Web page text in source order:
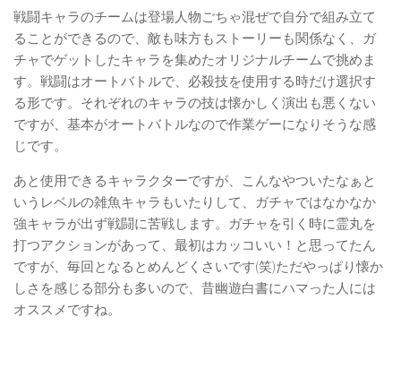
戦闘キャラのチームは登場人物ごちゃ混ぜで自分で組み立て
ることができるので、敵も味方もストーリーも関係なく、ガ
チャでゲットしたキャラを集めたオリジナルチームで挑めま
す。戦闘はオートバトルで、必殺技を使用する時だけ選択す
る形です。それぞれのキャラの技は懐かしく演出も悪くない
ですが、基本がオートバトルなので作業ゲーになりそうな感
じです。
あと使用できるキャラクターですが、こんなやついたなぁと
いうレベルの雑魚キャラもいたりして、ガチャではなかなか
強キャラが出ず戦闘に苦戦します。ガチャを引く時に霊丸を
打つアクションがあって、最初はカッコいい！と思ってたん
ですが、毎回となるとめんどくさいです(笑)ただやっぱり懐か
しさを感じる部分も多いので、昔幽遊白書にハマった人には
オススメですね。